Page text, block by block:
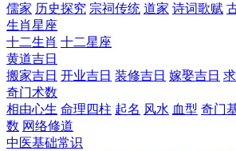
儒家 历史探究 宗祠传统 道家 诗词歌赋
生肖星座
十二生肖 十二星座
黄道吉日
搬家吉日 开业吉日 装修吉日 嫁娶吉日
奇门术数
相由心生 命理四柱 起名 风水 血型 奇门
数 网络修道
中医基础常识